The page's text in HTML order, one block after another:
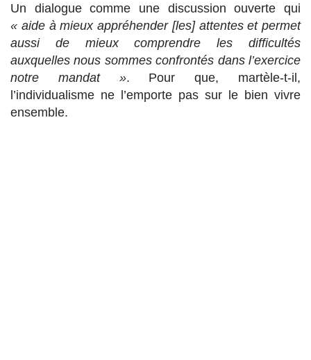
Un dialogue comme une discussion ouverte qui
« aide à mieux appréhender [les] attentes et permet
aussi de mieux comprendre les difficultés
auxquelles nous sommes confrontés dans l’exercice
notre mandat ». Pour que, martèle-t-il,
l’individualisme ne l’emporte pas sur le bien vivre
ensemble.